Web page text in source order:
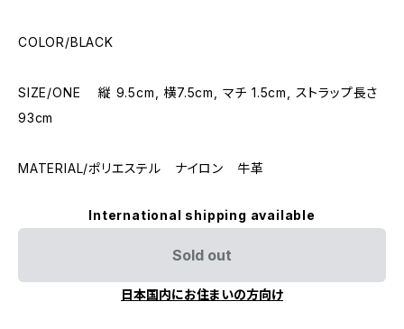
COLOR/BLACK
SIZE/ONE 縦 9.5cm, 横7.5cm, マチ 1.5cm, ストラップ長さ
93cm
MATERIAL/ポリエステル ナイロン 牛革
International shipping available
Sold out
日本国内にお住まいの方向け